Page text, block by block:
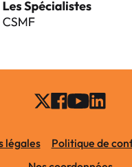
légales
Politique de